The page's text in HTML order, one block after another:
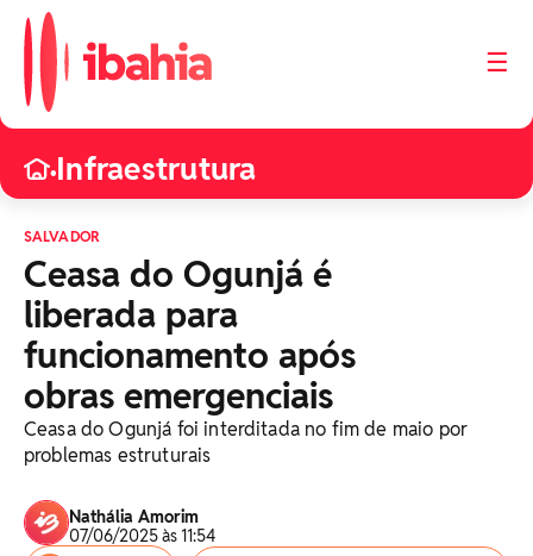
☰
•Infraestrutura
SALVADOR
Ceasa do Ogunjá é
liberada para
funcionamento após
obras emergenciais
Ceasa do Ogunjá foi interditada no fim de maio por
problemas estruturais
Nathália Amorim
07/06/2025 às 11:54